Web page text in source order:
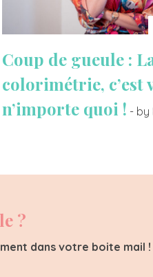
Coup de gueule :
colorimétrie, c’est
n’importe quoi ! - by
?
dans votre boite mail !